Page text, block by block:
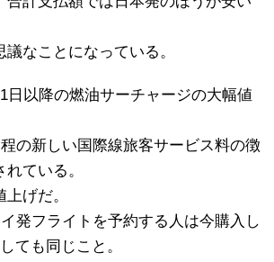
なことになっている。
日以降の燃油サーチャージの大幅値
の新しい国際線旅客サービス料の徴
ている。
げだ。
発フライトを予約する人は今購入し
ても同じこと。